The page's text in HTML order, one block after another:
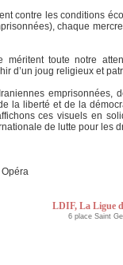
contre les conditions
chaque
toute notre
d’un joug religieux et
emprisonnées,
la liberté et de la
ces visuels en
de lutte pour les
LDIF, La Ligue
6 place Saint